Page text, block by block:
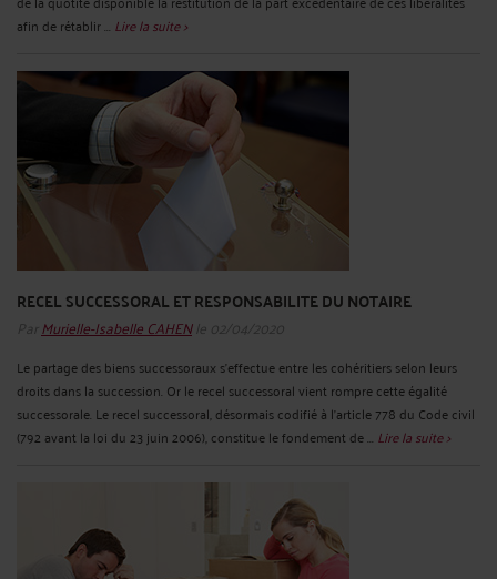
afin de rétablir ... Lire la suite >
RECEL SUCCESSORAL ET RESPONSABILITE DU NOTAIRE
Par Murielle-Isabelle CAHENle 02/04/2020
Le partage des biens successoraux s’effectue entre les cohéritiers selon leurs
droits dans la succession. Or le recel successoral vient rompre cette égalité
successorale. Le recel successoral, désormais codifié à l’article 778 du Code civil
(792 avant la loi du 23 juin 2006), constitue le fondement de ... Lire la suite >